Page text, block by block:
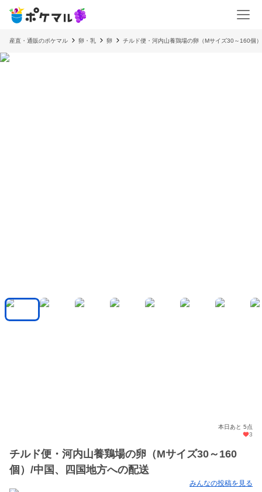
産直・通販のポケマル 卵・乳 卵 チルド便・河内山養鶏場の卵（Mサイズ30～160個
本日あと 5点
3
チルド便・河内山養鶏場の卵（Mサイズ30～160
個）/中国、四国地方への配送
みんなの投稿を見る